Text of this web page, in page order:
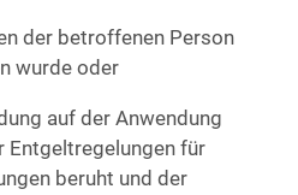
der betroffenen Person
wurde oder
auf der Anwendung
Entgeltregelungen für
beruht und der